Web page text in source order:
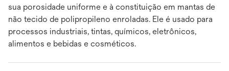
sua porosidade uniforme e à constituição em mantas de
não tecido de polipropileno enroladas. Ele é usado para
processos industriais, tintas, químicos, eletrônicos,
alimentos e bebidas e cosméticos.